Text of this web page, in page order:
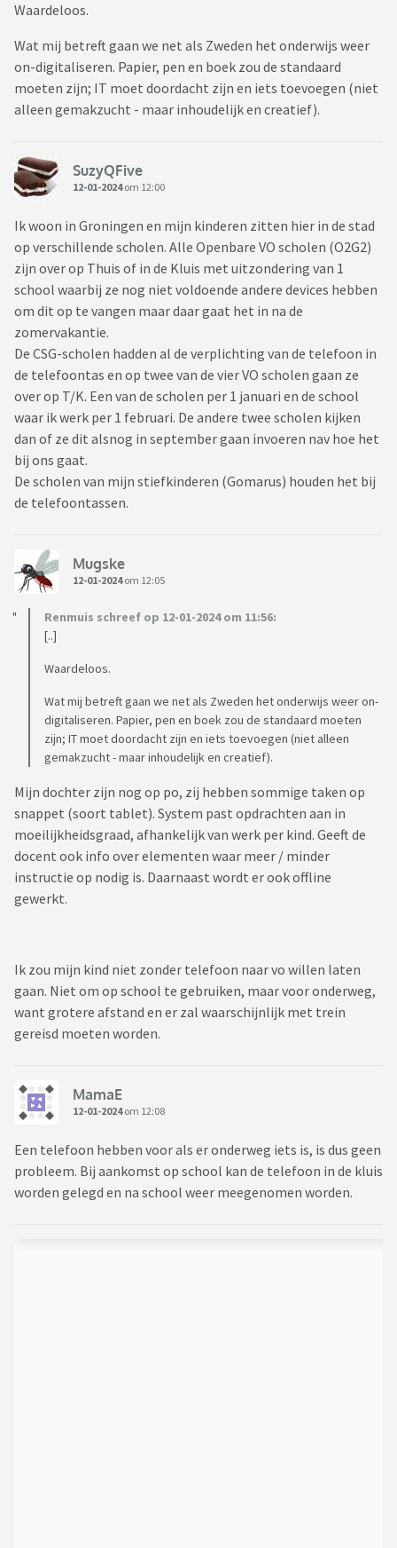
Waardeloos.
Wat mij betreft gaan we net als Zweden het onderwijs weer
on-digitaliseren. Papier, pen en boek zou de standaard
moeten zijn; IT moet doordacht zijn en iets toevoegen (niet
alleen gemakzucht - maar inhoudelijk en creatief).
SuzyQFive
12-01-2024om 12:00
Ik woon in Groningen en mijn kinderen zitten hier in de stad
op verschillende scholen. Alle Openbare VO scholen (O2G2)
zijn over op Thuis of in de Kluis met uitzondering van 1
school waarbij ze nog niet voldoende andere devices hebben
om dit op te vangen maar daar gaat het in na de
zomervakantie.
De CSG-scholen hadden al de verplichting van de telefoon in
de telefoontas en op twee van de vier VO scholen gaan ze
over op T/K. Een van de scholen per 1 januari en de school
waar ik werk per 1 februari. De andere twee scholen kijken
dan of ze dit alsnog in september gaan invoeren nav hoe het
bij ons gaat.
De scholen van mijn stiefkinderen (Gomarus) houden het bij
de telefoontassen.
Mugske
12-01-2024om 12:05
Renmuis schreef op 12-01-2024 om 11:56:
[..]
Waardeloos.
Wat mij betreft gaan we net als Zweden het onderwijs weer on-
digitaliseren. Papier, pen en boek zou de standaard moeten
zijn; IT moet doordacht zijn en iets toevoegen (niet alleen
gemakzucht - maar inhoudelijk en creatief).
Mijn dochter zijn nog op po, zij hebben sommige taken op
snappet (soort tablet). System past opdrachten aan in
moeilijkheidsgraad, afhankelijk van werk per kind. Geeft de
docent ook info over elementen waar meer / minder
instructie op nodig is. Daarnaast wordt er ook offline
gewerkt.
Ik zou mijn kind niet zonder telefoon naar vo willen laten
gaan. Niet om op school te gebruiken, maar voor onderweg,
want grotere afstand en er zal waarschijnlijk met trein
gereisd moeten worden.
MamaE
12-01-2024om 12:08
Een telefoon hebben voor als er onderweg iets is, is dus geen
probleem. Bij aankomst op school kan de telefoon in de kluis
worden gelegd en na school weer meegenomen worden.